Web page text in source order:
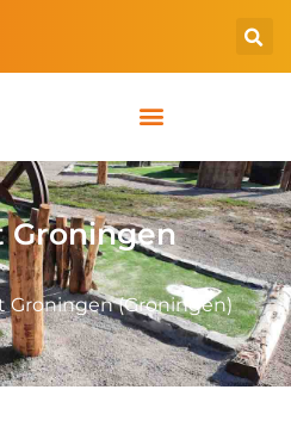
Groningen
Groningen (Groningen)